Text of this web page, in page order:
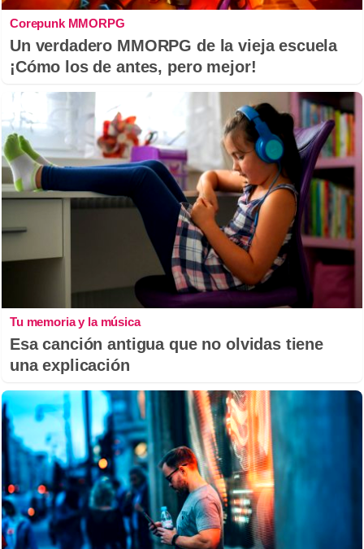
Corepunk MMORPG
Un verdadero MMORPG de la vieja escuela
¡Cómo los de antes, pero mejor!
Tu memoria y la música
Esa canción antigua que no olvidas tiene
una explicación